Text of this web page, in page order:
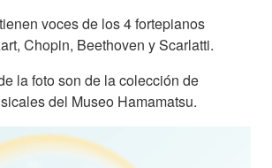
voces de los 4 fortepianos
Chopin, Beethoven y Scarlatti.
la foto son de la colección de
del Museo Hamamatsu.